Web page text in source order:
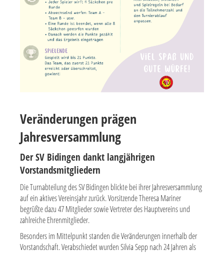
Veränderungen prägen
Jahresversammlung
Der SV Bidingen dankt langjährigen
Vorstandsmitgliedern
Die Turnabteilung des SV Bidingen blickte bei ihrer Jahresversammlung
auf ein aktives Vereinsjahr zurück. Vorsitzende Theresa Mariner
begrüßte dazu 47 Mitglieder sowie Vertreter des Hauptvereins und
zahlreiche Ehrenmitglieder.
Besonders im Mittelpunkt standen die Veränderungen innerhalb der
Vorstandschaft. Verabschiedet wurden Silvia Sepp nach 24 Jahren als